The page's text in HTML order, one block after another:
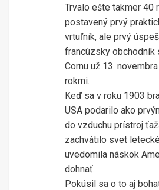
Trvalo ešte takmer 40
postavený prvý
vrtuľník, ale prvý
francúzsky obchodník
Cornu už 13.
rokmi.
Keď sa v roku 1903
USA podarilo ako
do vzduchu prístroj
zachvátilo svet
uvedomila náskok
dohnať.
Pokúsil sa o to aj